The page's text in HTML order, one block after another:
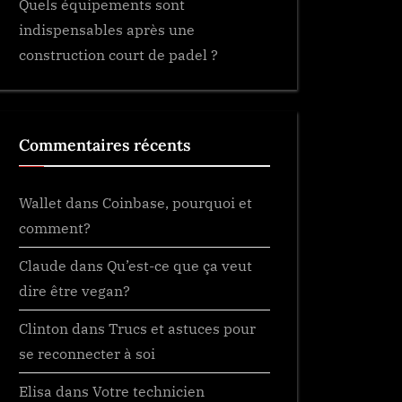
Quels équipements sont
indispensables après une
construction court de padel ?
Commentaires récents
Wallet dans Coinbase, pourquoi et
comment?
Claude dans Qu’est-ce que ça veut
dire être vegan?
Clinton dans Trucs et astuces pour
se reconnecter à soi
Elisa dans Votre technicien